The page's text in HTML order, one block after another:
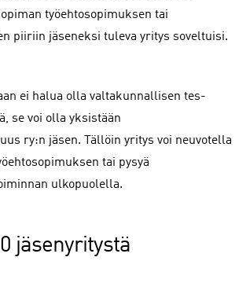
työehtosopimuksen tai
piiriin jäseneksi tuleva yritys soveltuisi.
ei halua olla valtakunnallisen tes-
se voi olla yksistään
ry:n jäsen. Tällöin yritys voi neuvotella
tai pysyä
ulkopuolella.
jäsenyritystä